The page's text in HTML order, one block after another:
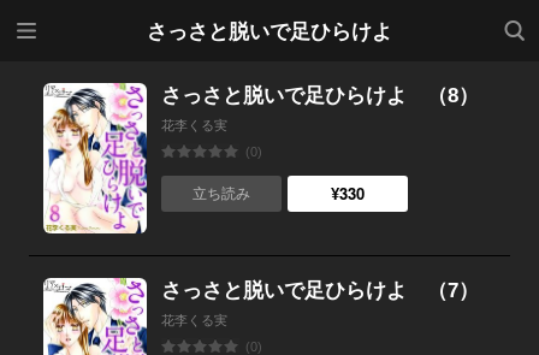
さっさと脱いで足ひらけよ
検索
さっさと脱いで足ひらけよ （8）
花李くる実
(0)
立ち読み ¥330
さっさと脱いで足ひらけよ （7）
花李くる実
(0)